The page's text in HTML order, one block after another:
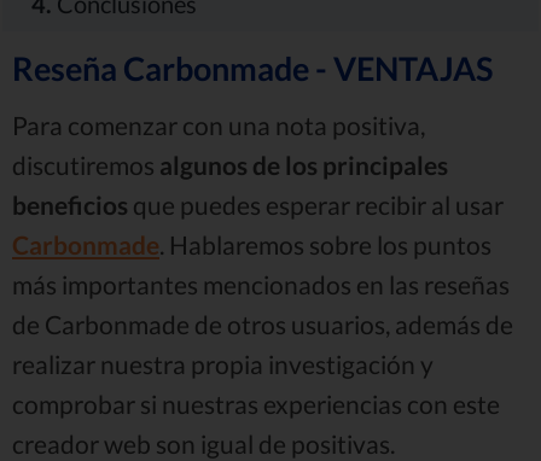
Reseña Carbonmade - VENTAJAS
Para comenzar con una nota positiva,
discutiremos algunos de los principales
beneficios que puedes esperar recibir al usar
Carbonmade. Hablaremos sobre los puntos
más importantes mencionados en las reseñas
de Carbonmade de otros usuarios, además de
realizar nuestra propia investigación y
comprobar si nuestras experiencias con este
creador web son igual de positivas.